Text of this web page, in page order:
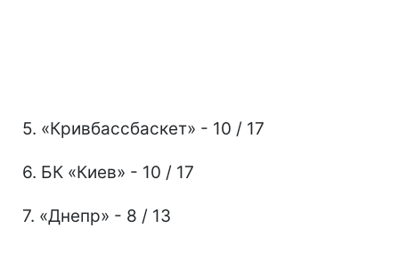
5. «Кривбассбаскет» - 10 / 17
6. БК «Киев» - 10 / 17
7. «Днепр» - 8 / 13